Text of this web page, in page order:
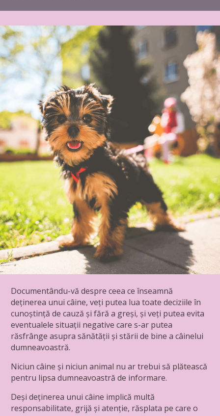
Documentându-vă despre ceea ce înseamnă
deținerea unui câine, veți putea lua toate deciziile în
cunoștință de cauză și fără a greși, și veți putea evita
eventualele situații negative care s-ar putea
răsfrânge asupra sănătății și stării de bine a câinelui
dumneavoastră.
Niciun câine și niciun animal nu ar trebui să plătească
pentru lipsa dumneavoastră de informare.
Deși deținerea unui câine implică multă
responsabilitate, grijă și atenție, răsplata pe care o